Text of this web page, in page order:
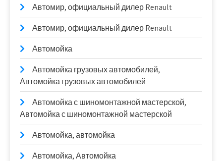
Автомир, официальный дилер Renault
Автомир, официальный дилер Renault
Автомойка
Автомойка грузовых автомобилей,
Автомойка грузовых автомобилей
Автомойка с шиномонтажной мастерской,
Автомойка с шиномонтажной мастерской
Автомойка, автомойка
Автомойка, Автомойка